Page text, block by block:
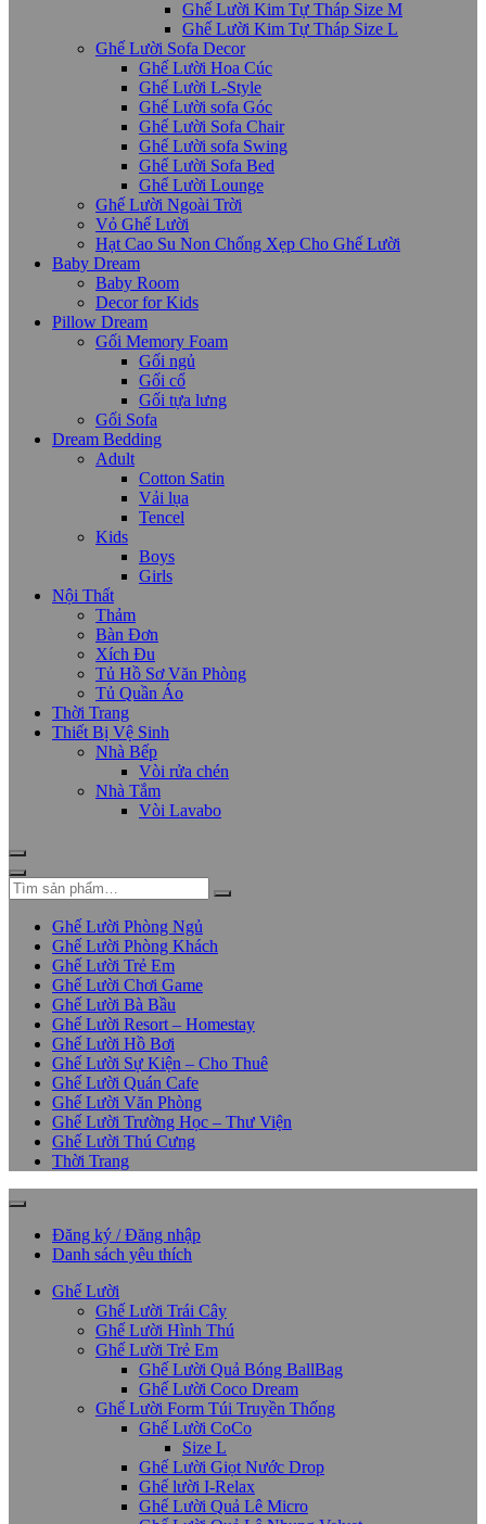
Ghế Lười Kim Tự Tháp Size M
Ghế Lười Kim Tự Tháp Size L
Ghế Lười Sofa Decor
Ghế Lười Hoa Cúc
Ghế Lười L-Style
Ghế Lười sofa Góc
Ghế Lười Sofa Chair
Ghế Lười sofa Swing
Ghế Lười Sofa Bed
Ghế Lười Lounge
Ghế Lười Ngoài Trời
Vỏ Ghế Lười
Hạt Cao Su Non Chống Xẹp Cho Ghế Lười
Baby Dream
Baby Room
Decor for Kids
Pillow Dream
Gối Memory Foam
Gối ngủ
Gối cổ
Gối tựa lưng
Gối Sofa
Dream Bedding
Adult
Cotton Satin
Vải lụa
Tencel
Kids
Boys
Girls
Nội Thất
Thảm
Bàn Đơn
Xích Đu
Tủ Hồ Sơ Văn Phòng
Tủ Quần Áo
Thời Trang
Thiết Bị Vệ Sinh
Nhà Bếp
Vòi rửa chén
Nhà Tắm
Vòi Lavabo
Ghế Lười Phòng Ngủ
Ghế Lười Phòng Khách
Ghế Lười Trẻ Em
Ghế Lười Chơi Game
Ghế Lười Bà Bầu
Ghế Lười Resort – Homestay
Ghế Lười Hồ Bơi
Ghế Lười Sự Kiện – Cho Thuê
Ghế Lười Quán Cafe
Ghế Lười Văn Phòng
Ghế Lười Trường Học – Thư Viện
Ghế Lười Thú Cưng
Thời Trang
Đăng ký / Đăng nhập
Danh sách yêu thích
Ghế Lười
Ghế Lười Trái Cây
Ghế Lười Hình Thú
Ghế Lười Trẻ Em
Ghế Lười Quả Bóng BallBag
Ghế Lười Coco Dream
Ghế Lười Form Túi Truyền Thống
Ghế Lười CoCo
Size L
Ghế Lười Giọt Nước Drop
Ghế lười I-Relax
Ghế Lười Quả Lê Micro